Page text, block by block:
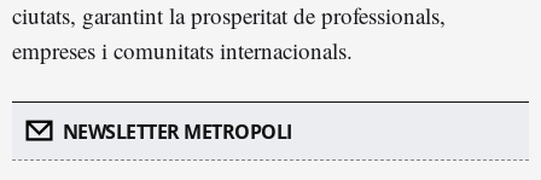
ciutats, garantint la prosperitat de professionals,
empreses i comunitats internacionals.
NEWSLETTER METROPOLI